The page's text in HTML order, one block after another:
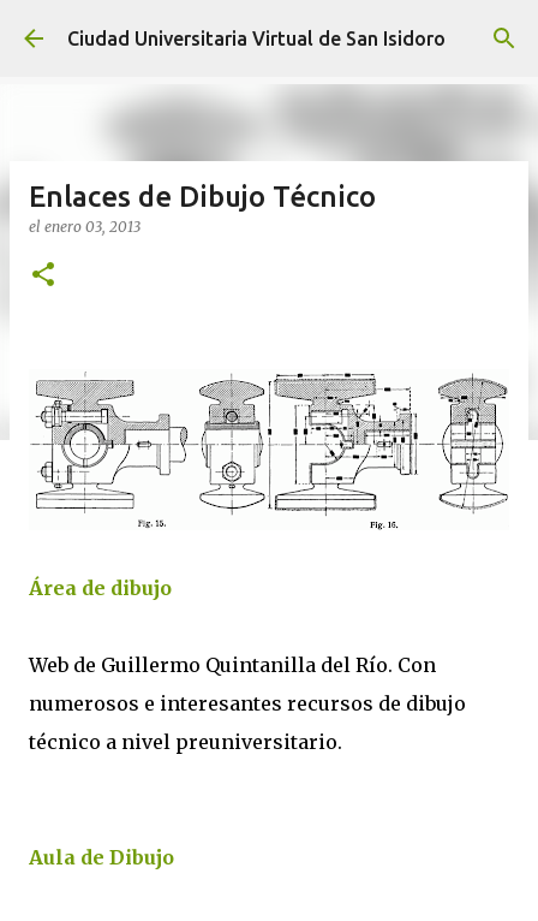
Ir al contenido principal
Ciudad Universitaria Virtual de San Isidoro
Enlaces de Dibujo Técnico
el enero 03, 2013
Área de dibujo
Web de Guillermo Quintanilla del Río. Con
numerosos e interesantes recursos de dibujo
técnico a nivel preuniversitario.
Aula de Dibujo